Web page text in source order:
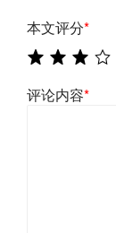
本文评分*
评论内容*